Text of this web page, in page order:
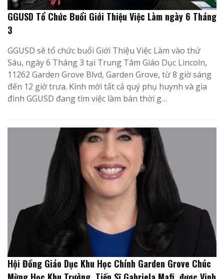
GGUSD Tổ Chức Buổi Giới Thiệu Việc Làm ngày 6 Tháng
3
GGUSD sẽ tổ chức buổi Giới Thiệu Việc Làm vào thứ
Sáu, ngày 6 Tháng 3 tại Trung Tâm Giáo Dục Lincoln,
11262 Garden Grove Blvd, Garden Grove, từ 8 giờ sáng
đến 12 giờ trưa. Kính mời tất cả quý phụ huynh và gia
đình GGUSD đang tìm việc làm bán thời g…
Hội Đồng Giáo Dục Khu Học Chính Garden Grove Chúc